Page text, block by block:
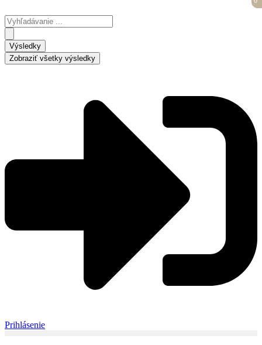
na
obsah
Search
...
Výsledky
Zobraziť všetky výsledky
Prihlásenie